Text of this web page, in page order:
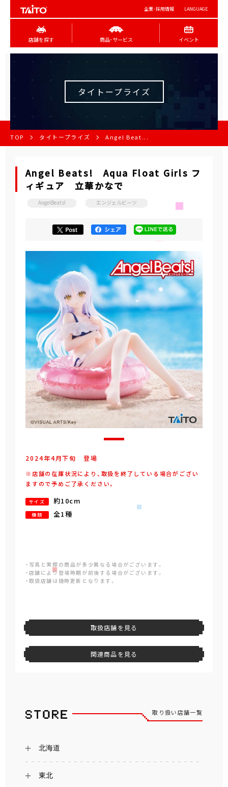
企業･採用情報 LANGUAGE
店舗を探す 商品･サービス イベント
タイトープライズ
TOP タイトープライズ Angel Beat...
Angel Beats! Aqua Float Girls フ
ィギュア 立華かなで
AngelBeats! エンジェルビーツ
2024年4月下旬 登場
※店舗の在庫状況により、取扱を終了している場合がござい
ますので予めご了承ください。
サイズ 約10cm
種類 全1種
・写真と実際の商品が多少異なる場合がございます。
・店舗により登場時期が前後する場合がございます。
・取扱店舗は随時更新となります。
取扱店舗を見る
関連商品を見る
取り扱い店舗一覧
北海道
東北